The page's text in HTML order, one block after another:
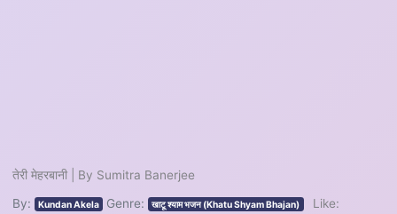
तेरी मेहरबानी | By Sumitra Banerjee
By: Kundan Akela Genre: खाटू श्याम भजन (Khatu Shyam Bhajan)
Like: